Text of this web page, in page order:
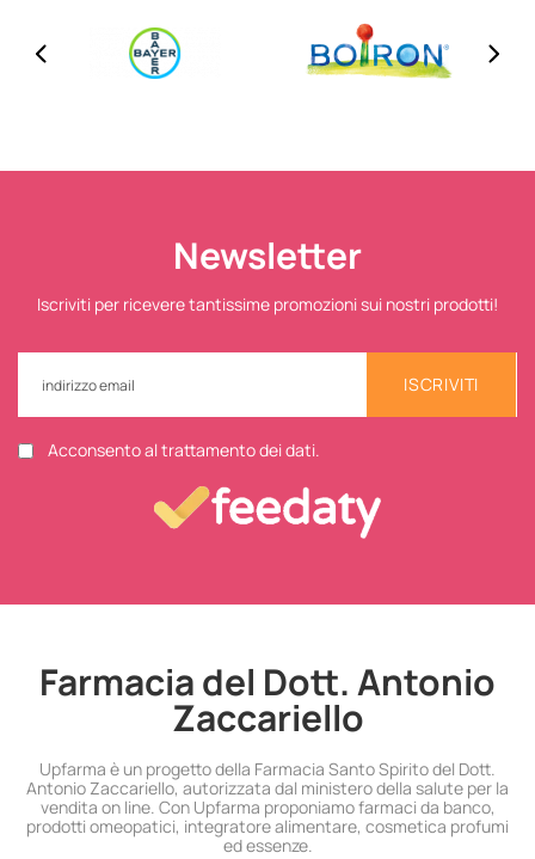
Newsletter
Iscriviti per ricevere tantissime promozioni sui nostri prodotti!
ISCRIVITI
Acconsento al trattamento dei dati.
Farmacia del Dott. Antonio
Zaccariello
Upfarma è un progetto della Farmacia Santo Spirito del Dott.
Antonio Zaccariello, autorizzata dal ministero della salute per la
vendita on line. Con Upfarma proponiamo farmaci da banco,
prodotti omeopatici, integratore alimentare, cosmetica profumi
ed essenze.